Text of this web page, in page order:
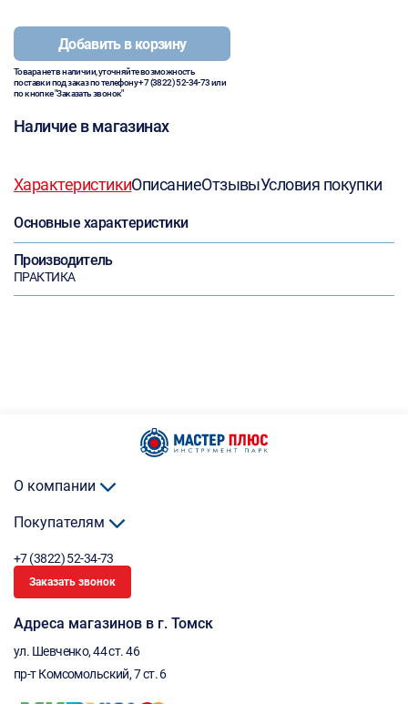
Добавить в корзину
Товара нет в наличии, уточняйте возможность
поставки под заказ по телефону+7 (3822) 52-34-73или
по кнопке "Заказать звонок"
Наличие в магазинах
ХарактеристикиОписаниеОтзывыУсловия покупки
Основные характеристики
Производитель
ПРАКТИКА
О компании
Покупателям
+7 (3822) 52-34-73
Заказать звонок
Адреса магазинов в г. Томск
ул. Шевченко, 44 ст. 46
пр-т Комсомольский, 7 ст. 6